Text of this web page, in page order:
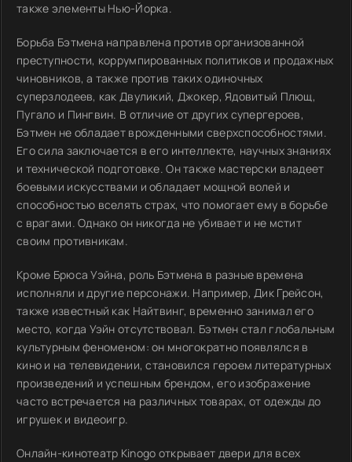
также элементы Нью-Йорка.
Борьба Бэтмена направлена против организованной
преступности, коррумпированных политиков и продажных
чиновников, а также против таких одиночных
суперзлодеев, как Двуликий, Джокер, Ядовитый Плющ,
Пугало и Пингвин. В отличие от других супергероев,
Бэтмен не обладает врожденными сверхспособностями.
Его сила заключается в его интеллекте, научных знаниях
и технической подготовке. Он также мастерски владеет
боевыми искусствами и обладает мощной волей и
способностью вселять страх, что помогает ему в борьбе
с врагами. Однако он никогда не убивает и не мстит
своим противникам.
Кроме Брюса Уэйна, роль Бэтмена в разные времена
исполняли и другие персонажи. Например, Дик Грейсон,
также известный как Найтвинг, временно занимал его
место, когда Уэйн отсутствовал. Бэтмен стал глобальным
культурным феноменом: он многократно появлялся в
кино и на телевидении, становился героем литературных
произведений и успешным брендом, его изображение
часто встречается на различных товарах, от одежды до
игрушек и видеоигр.
Онлайн-кинотеатр Kinogo открывает двери для всех